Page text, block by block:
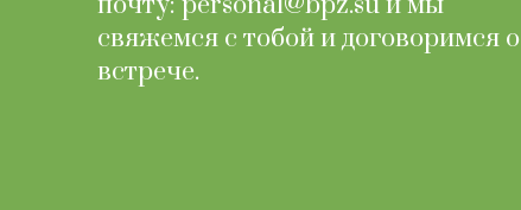
свяжемся с тобой и договоримся о
встрече.